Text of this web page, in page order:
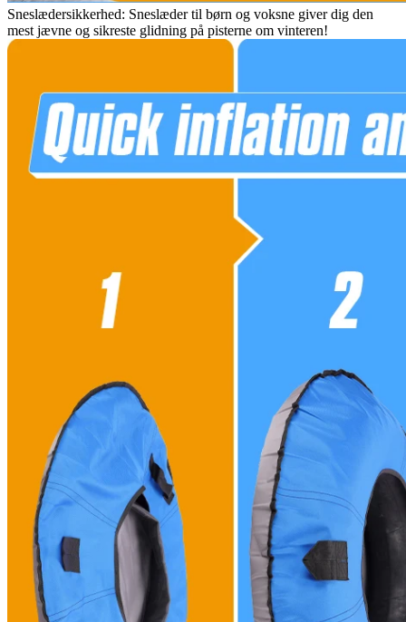
Sneslædersikkerhed: Sneslæder til børn og voksne giver dig den
mest jævne og sikreste glidning på pisterne om vinteren!